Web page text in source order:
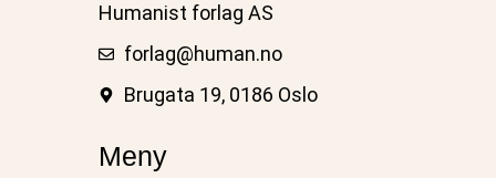
Humanist forlag AS
forlag@human.no
Brugata 19, 0186 Oslo
Meny